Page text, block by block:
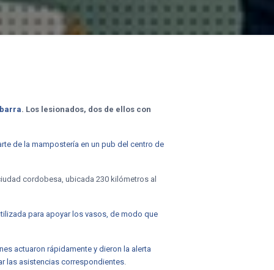
. Los lesionados, dos de ellos con
de la mampostería en un pub del centro de
cordobesa, ubicada 230 kilómetros al
para apoyar los vasos, de modo que
actuaron rápidamente y dieron la alerta
las asistencias correspondientes.